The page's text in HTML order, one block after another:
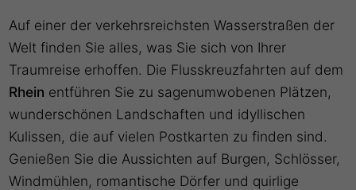
Auf einer der verkehrsreichsten Wasserstraßen der
Welt finden Sie alles, was Sie sich von Ihrer
Traumreise erhoffen. Die Flusskreuzfahrten auf dem
Rhein entführen Sie zu sagenumwobenen Plätzen,
wunderschönen Landschaften und idyllischen
Kulissen, die auf vielen Postkarten zu finden sind.
Genießen Sie die Aussichten auf Burgen, Schlösser,
Windmühlen, romantische Dörfer und quirlige